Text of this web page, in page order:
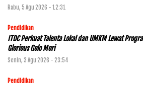
Rabu, 5 Agu 2026 - 12:31
Pendidikan
ITDC Perkuat Talenta Lokal dan UMKM Lewat
Glorious Golo Mori
Senin, 3 Agu 2026 - 23:54
Pendidikan